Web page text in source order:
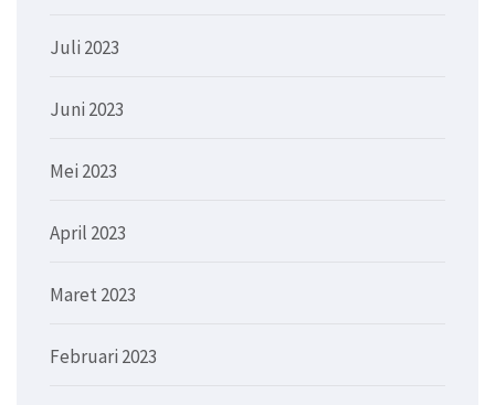
Juli 2023
Juni 2023
Mei 2023
April 2023
Maret 2023
Februari 2023